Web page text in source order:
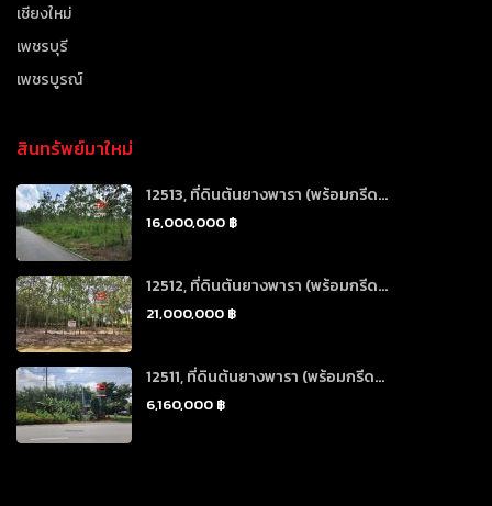
เชียงใหม่
เพชรบุรี
เพชรบูรณ์
สินทรัพย์มาใหม่
12513, ที่ดินต้นยางพารา (พร้อมกรีด...
16,000,000 ฿
12512, ที่ดินต้นยางพารา (พร้อมกรีด...
21,000,000 ฿
12511, ที่ดินต้นยางพารา (พร้อมกรีด...
6,160,000 ฿